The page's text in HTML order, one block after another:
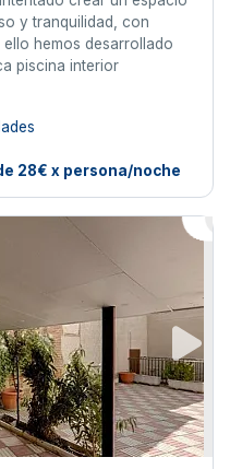
y tranquilidad, con
hemos desarrollado
piscina interior
28€ x persona/noche